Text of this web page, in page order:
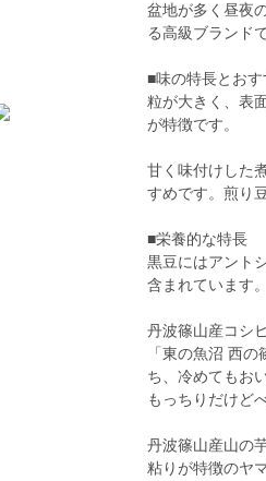
盆地が多く昼夜
る高級ブランドで
■味の特長とお
粒が大きく、表
が特徴です。
甘く味付けした
すめです。煎り
■栄養的な特長
黒豆にはアント
含まれています。
丹波篠山産コシ
「東の魚沼 西
ち、冷めてもお
もっちりだけど
丹波篠山産山の
粘りが特徴のヤ